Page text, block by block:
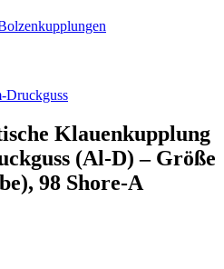
Druckguss
Klauenkupplung
(Al-D) – Größe
98 Shore-A